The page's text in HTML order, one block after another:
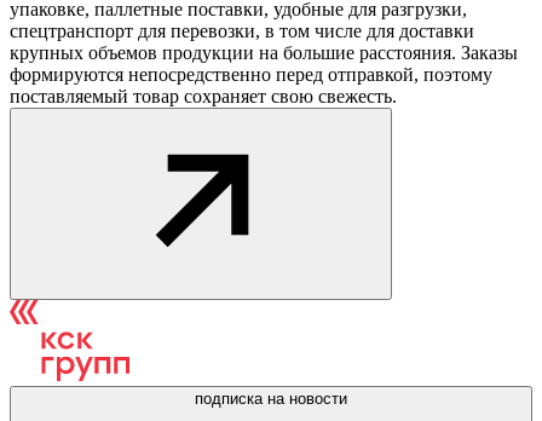
упаковке, паллетные поставки, удобные для разгрузки,
спецтранспорт для перевозки, в том числе для доставки
крупных объемов продукции на большие расстояния. Заказы
формируются непосредственно перед отправкой, поэтому
поставляемый товар сохраняет свою свежесть.
подписка на новости